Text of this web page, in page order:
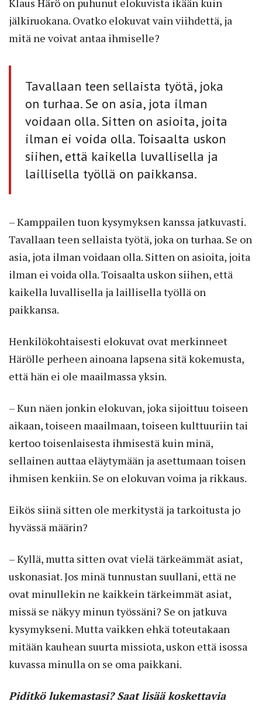
jälkiruokana. Ovatko elokuvat vain viihdettä, ja
mitä ne voivat antaa ihmiselle?
Tavallaan teen sellaista työtä, joka
on turhaa. Se on asia, jota ilman
voidaan olla. Sitten on asioita, joita
ilman ei voida olla. Toisaalta uskon
siihen, että kaikella luvallisella ja
laillisella työllä on paikkansa.
– Kamppailen tuon kysymyksen kanssa jatkuvasti.
Tavallaan teen sellaista työtä, joka on turhaa. Se on
asia, jota ilman voidaan olla. Sitten on asioita, joita
ilman ei voida olla. Toisaalta uskon siihen, että
kaikella luvallisella ja laillisella työllä on
paikkansa.
Henkilökohtaisesti elokuvat ovat merkinneet
Härölle perheen ainoana lapsena sitä kokemusta,
että hän ei ole maailmassa yksin.
– Kun näen jonkin elokuvan, joka sijoittuu toiseen
aikaan, toiseen maailmaan, toiseen kulttuuriin tai
kertoo toisenlaisesta ihmisestä kuin minä,
sellainen auttaa eläytymään ja asettumaan toisen
ihmisen kenkiin. Se on elokuvan voima ja rikkaus.
Eikös siinä sitten ole merkitystä ja tarkoitusta jo
hyvässä määrin?
– Kyllä, mutta sitten ovat vielä tärkeämmät asiat,
uskonasiat. Jos minä tunnustan suullani, että ne
ovat minullekin ne kaikkein tärkeimmät asiat,
missä se näkyy minun työssäni? Se on jatkuva
kysymykseni. Mutta ­vaikken ehkä toteutakaan
mitään kauhean suurta missiota, uskon että isossa
kuvassa minulla on se oma paikkani.
Piditkö lukemastasi? Saat lisää koskettavia